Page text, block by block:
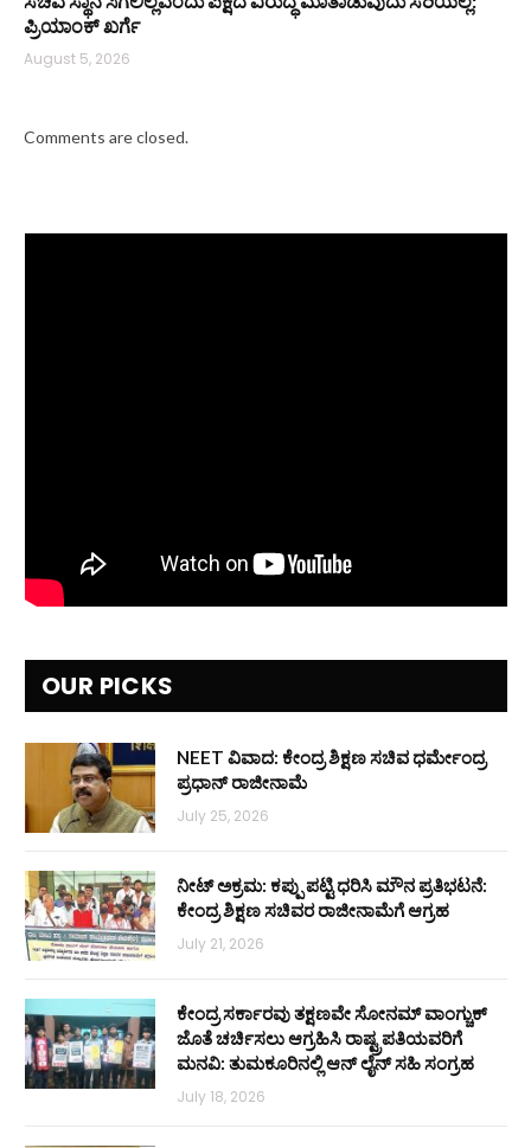
ಪ್ರಿಯಾಂಕ್ ಖರ್ಗೆ
August 5, 2026
Comments are closed.
OUR PICKS
NEET ವಿವಾದ: ಕೇಂದ್ರ ಶಿಕ್ಷಣ ಸಚಿವ ಧರ್ಮೇಂದ್ರ
ಪ್ರಧಾನ್ ರಾಜೀನಾಮೆ
July 25, 2026
ನೀಟ್ ಅಕ್ರಮ: ಕಪ್ಪು ಪಟ್ಟಿ ಧರಿಸಿ ಮೌನ ಪ್ರತಿಭಟನೆ:
ಕೇಂದ್ರ ಶಿಕ್ಷಣ ಸಚಿವರ ರಾಜೀನಾಮೆಗೆ ಆಗ್ರಹ
July 21, 2026
ಕೇಂದ್ರ ಸರ್ಕಾರವು ತಕ್ಷಣವೇ ಸೋನಮ್ ವಾಂಗ್ಚುಕ್
ಜೊತೆ ಚರ್ಚಿಸಲು ಆಗ್ರಹಿಸಿ ರಾಷ್ಟ್ರಪತಿಯವರಿಗೆ
ಮನವಿ: ತುಮಕೂರಿನಲ್ಲಿ ಆನ್‌ ಲೈನ್ ಸಹಿ ಸಂಗ್ರಹ
July 18, 2026